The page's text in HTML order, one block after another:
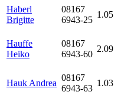
Haberl
Brigitte
08167
6943-25
1.05
Hauffe
Heiko
08167
6943-60
2.09
Hauk Andrea
08167
6943-63
1.03